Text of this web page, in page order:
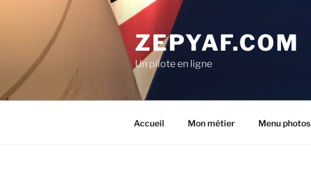
ZEPYAF.COM
Un pilote en ligne
Accueil Mon métier Menu photos